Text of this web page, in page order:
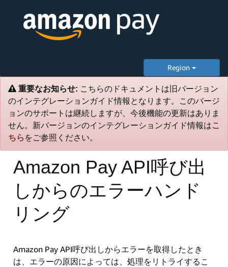
Region
重要なお知らせ: こちらのドキュメントは旧バージョン
のインテグレーションガイド情報となります。このバージ
ョンのサポートは継続しますが、今後機能の更新はありま
せん。新バージョンのインテグレーションガイド情報はこ
ちら をご参照ください。
Amazon Pay API呼び出
しからのエラーハンド
リング
Amazon Pay API呼び出しからエラーを取得したとき
は、エラーの原因によっては、処理をリトライするこ